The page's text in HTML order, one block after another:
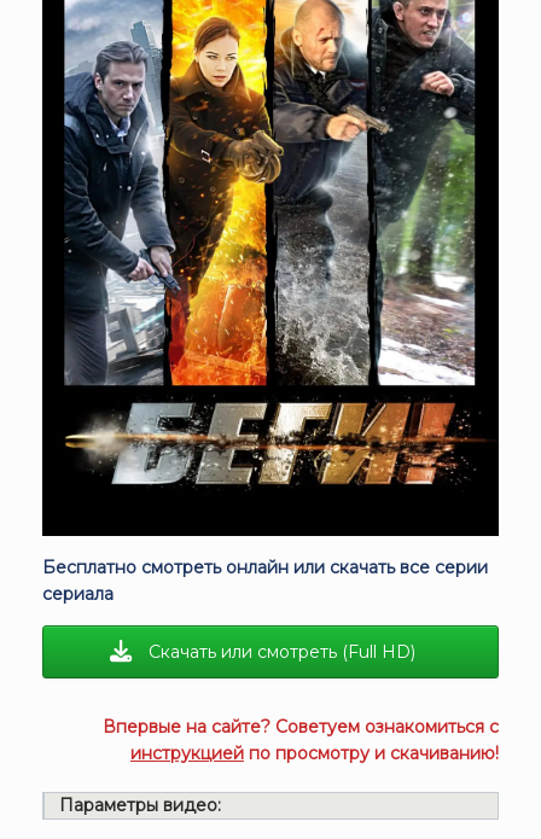
Бесплатно смотреть онлайн или скачать все серии
сериала
Скачать или смотреть (Full HD)
Впервые на сайте? Советуем ознакомиться с
инструкцией по просмотру и скачиванию!
Параметры видео: